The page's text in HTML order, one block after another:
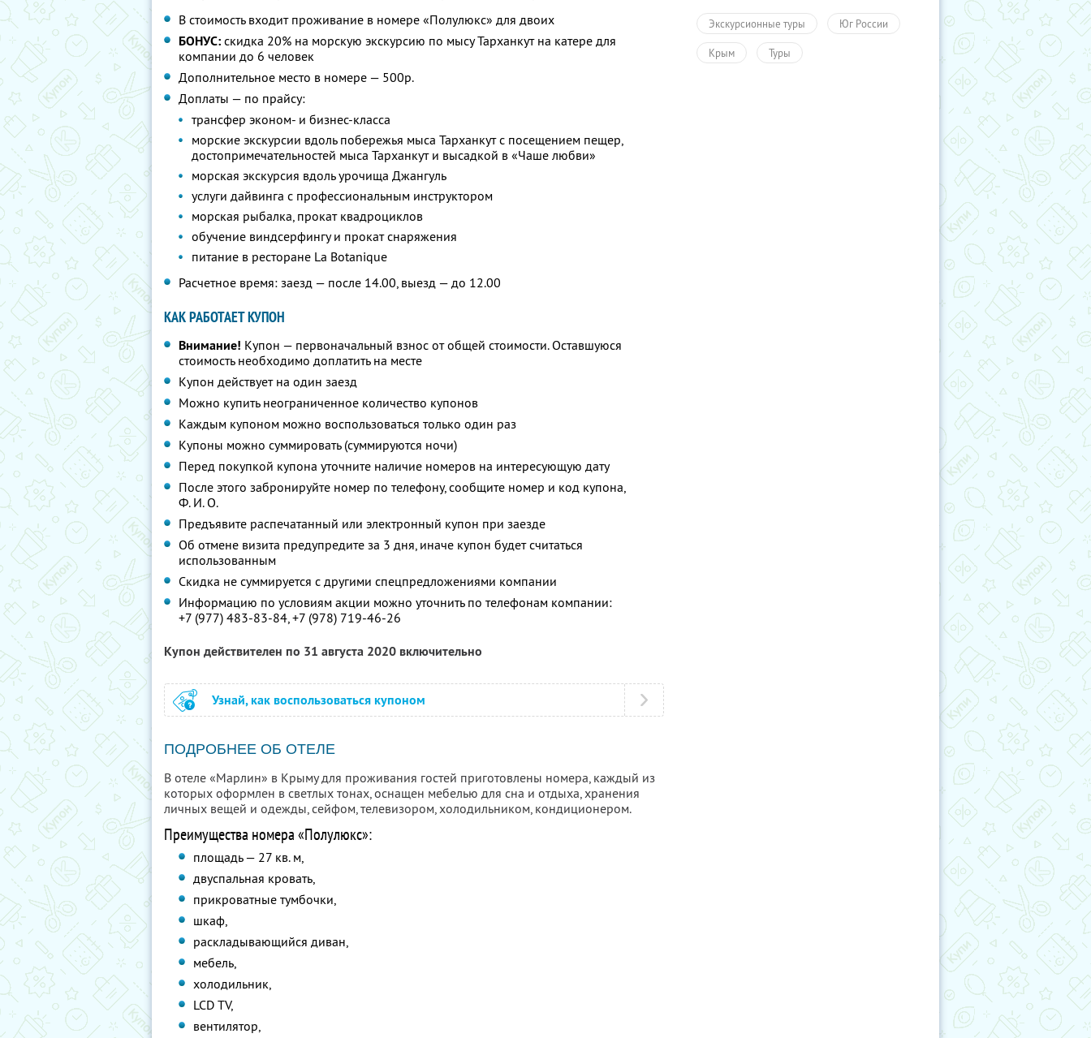
В стоимость входит проживание в номере «Полулюкс» для двоих
БОНУС: скидка 20% на морскую экскурсию по мысу Тарханкут на катере для
компании до 6 человек
Дополнительное место в номере — 500р.
Доплаты — по прайсу:
трансфер эконом- и бизнес-класса
морские экскурсии вдоль побережья мыса Тарханкут с посещением пещер,
достопримечательностей мыса Тарханкут и высадкой в «Чаше любви»
морская экскурсия вдоль урочища Джангуль
услуги дайвинга с профессиональным инструктором
морская рыбалка, прокат квадроциклов
обучение виндсерфингу и прокат снаряжения
питание в ресторане La Botanique
Расчетное время: заезд — после 14.00, выезд — до 12.00
КАК РАБОТАЕТ КУПОН
Внимание! Купон — первоначальный взнос от общей стоимости. Оставшуюся
стоимость необходимо доплатить на месте
Купон действует на один заезд
Можно купить неограниченное количество купонов
Каждым купоном можно воспользоваться только один раз
Купоны можно суммировать (суммируются ночи)
Перед покупкой купона уточните наличие номеров на интересующую дату
После этого забронируйте номер по телефону, сообщите номер и код купона,
Ф. И. О.
Предъявите распечатанный или электронный купон при заезде
Об отмене визита предупредите за 3 дня, иначе купон будет считаться
использованным
Скидка не суммируется с другими спецпредложениями компании
Информацию по условиям акции можно уточнить по телефонам компании:
+7 (977) 483-83-84, +7 (978) 719-46-26
Купон действителен по 31 августа 2020 включительно
Узнай, как воспользоваться купоном
ПОДРОБНЕЕ ОБ ОТЕЛЕ
В отеле «Марлин» в Крыму для проживания гостей приготовлены номера, каждый из
которых оформлен в светлых тонах, оснащен мебелью для сна и отдыха, хранения
личных вещей и одежды, сейфом, телевизором, холодильником, кондиционером.
Преимущества номера «Полулюкс»:
площадь — 27 кв. м,
двуспальная кровать,
прикроватные тумбочки,
шкаф,
раскладывающийся диван,
мебель,
холодильник,
LCD TV,
вентилятор,
Экскурсионные туры Юг России
Крым Туры